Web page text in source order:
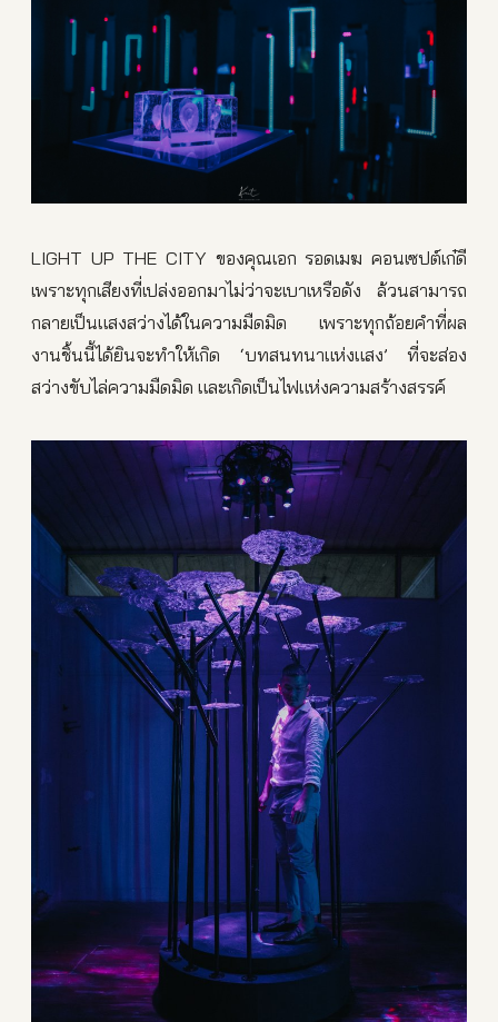
LIGHT UP THE CITY ของคุณเอก รอดเมฆ คอนเซปต์เก๋ดี
เพราะทุกเสียงที่เปล่งออกมาไม่ว่าจะเบาเหรือดัง ล้วนสามารถ
กลายเป็นแสงสว่างได้ในความมืดมิด เพราะทุกถ้อยคำที่ผล
งานชิ้นนี้ได้ยินจะทำให้เกิด ‘บทสนทนาแห่งแสง’ ที่จะส่อง
สว่างขับไล่ความมืดมิด และเกิดเป็นไฟแห่งความสร้างสรรค์